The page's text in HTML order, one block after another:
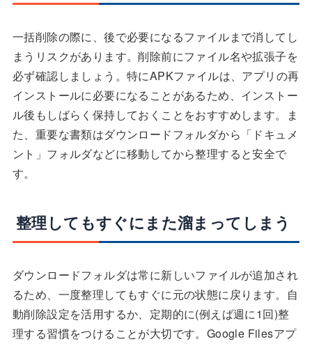
一括削除の際に、後で必要になるファイルまで消してし
まうリスクがあります。削除前にファイル名や拡張子を
必ず確認しましょう。特にAPKファイルは、アプリの再
インストールに必要になることがあるため、インストー
ル後もしばらく保持しておくことをおすすめします。ま
た、重要な書類はダウンロードフォルダから「ドキュメ
ント」フォルダなどに移動してから整理すると安全で
す。
整理してもすぐにまた溜まってしまう
ダウンロードフォルダは常に新しいファイルが追加され
るため、一度整理してもすぐに元の状態に戻ります。自
動削除設定を活用するか、定期的に(例えば週に1回)整
理する習慣をつけることが大切です。Google Filesアプ